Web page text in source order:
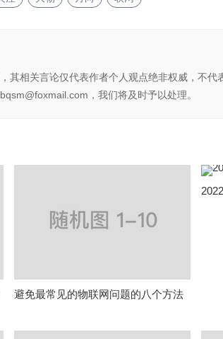
其相关言论仅代表作者个人观点绝非权威，不
，我们将及时予以处理。
避免最常见的物联网问题的八个方法